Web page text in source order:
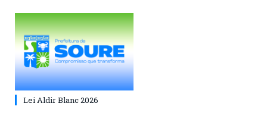
Lei Aldir Blanc 2026